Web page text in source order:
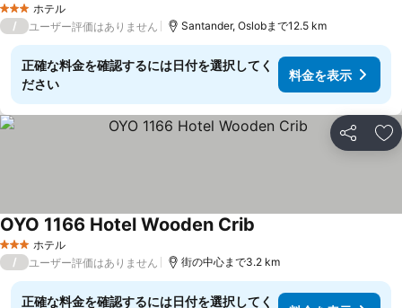
3 ホテルのランク
ホテル
/ ユーザー評価はありません Santander, Oslobまで12.5 km
正確な料金を確認するには日付を選択してく
ださい
料金を表示
シェア お
3 ホテルのランク
ホテル
OYO 1166 Hotel Wooden Crib
/ ユーザー評価はありません 街の中心まで3.2 km
正確な料金を確認するには日付を選択してく